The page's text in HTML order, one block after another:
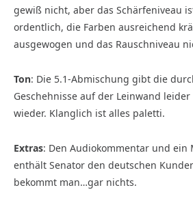
gewiß nicht, aber das Schärfeniveau
ordentlich, die Farben ausreichend
ausgewogen und das Rauschniveau
Ton: Die 5.1-Abmischung gibt die
Geschehnisse auf der Leinwand
wieder. Klanglich ist alles paletti.
Extras: Den Audiokommentar und ein
enthält Senator den deutschen
bekommt man…gar nichts.